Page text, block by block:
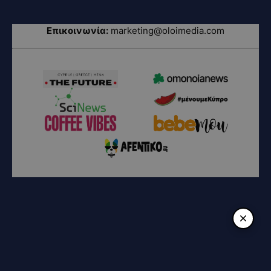
Επικοινωνία: marketing@oloimedia.com